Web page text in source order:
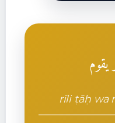
rīli ṭāḥ wa